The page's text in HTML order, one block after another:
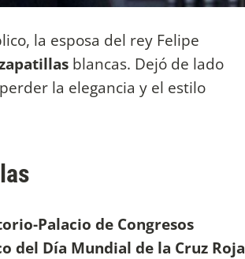
la esposa del rey Felipe
blancas. Dejó de lado
la elegancia y el estilo
Palacio de Congresos
del Día Mundial de la Cruz Roja